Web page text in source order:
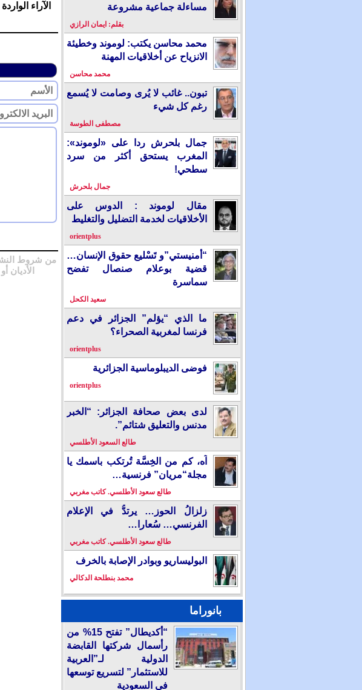
مساءلة جماعية مشروعة
بقلم: ايمان الرازي
محمد محاسن يكتب: لوموند وخطيئة
الانزياح عن أخلاقيات المهنة
محمد محاسن
تبون.. غائب لا يُرى وصامت لا يُسمع
رغم كل شيء
مصطفى الطوسة
جمال بلحرش ردا على «لوموند»:
المغرب يستحق أكثر من سرد
سطحي!
جمال بلحرش
مقال لوموند : الدوس على
الأخلاقيات لخدمة التضليل والتغليط
orientplus
“أمنيستي”و تَسْليع حقوق الإنسان…
قضية بوعلام صنصال تفضح
سماسرة
سعيد الكحل
ما الذي “يؤلم” الجزائر في دعم
فرنسا لمغربية الصحراء؟
orientplus
فوضى الديبلوماسية الجزائرية
orientplus
لدى بعض صحافة الجزائر: “الخبر
مدنس والتعليق شتائم”.
طالع السعود الأطلسي
آه، كم من الخِسَّة تُرتكب باسمك يا
مجلة“مريان” فرنسية…
طالع سعود الأطلسي. كاتب مغربي
زلزالُ الحوز… يرتدُّ في الإعلام
الفرنسي… سُعارا…
طالع سعود الأطلسي. كاتب مغربي
البوليساريو وبوادر الإصابة بالخرف
محمد بنطلحة الدكالي
بانوراما
“أكديطال” تفتح 15% من
رأسمال شركتها القابضة
الدولية لـ”العربية
للاستثمار” لتسريع توسعها
في السعودية
الآراء
من شروط
الأديان